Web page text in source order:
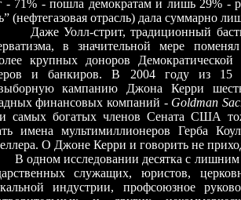
-71% -пошла демократам и лишь 29% -
(нефтегазовая отрасль) дала суммарно
Даже Уолл-стрит, традиционный
в значительной мере
крупных доноров
и банкиров. В 2004 году из 15
кампанию Джона Керри
финансовых компаний - Goldman
самых богатых членов Сената США
имена мультимиллионеров Герба
О Джоне Керри и говорить не
В одном исследовании десятка с
служащих, юристов,
индустрии, профсоюзное